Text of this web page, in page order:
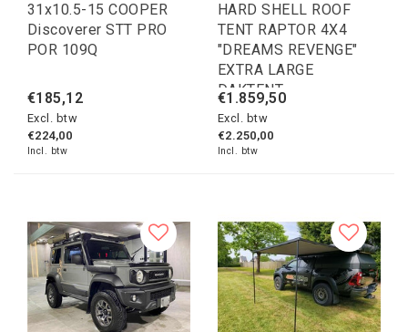
31x10.5-15 COOPER
Discoverer STT PRO
POR 109Q
€185,12
Excl. btw
€224,00
Incl. btw
HARD SHELL ROOF
TENT RAPTOR 4X4
"DREAMS REVENGE"
EXTRA LARGE
DAKTENT
€1.859,50
Excl. btw
€2.250,00
Incl. btw